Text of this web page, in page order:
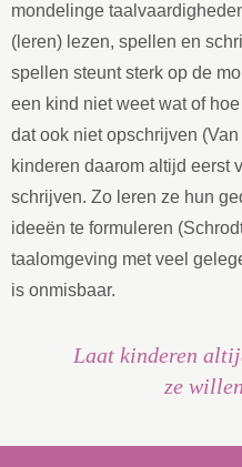
mondelinge
(leren) lezen, spellen en
spellen steunt sterk op de
een kind niet weet wat of
dat ook niet opschrijven
kinderen daarom altijd eerst
schrijven. Zo leren ze hun
ideeën te formuleren
taalomgeving met veel
is onmisbaar.
Laat kinderen
ze